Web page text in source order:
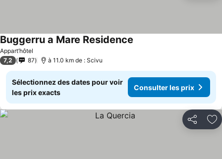
Appart’hôtel
Buggerru a Mare Residence
7,2 87 à 11.0 km de : Scivu
Sélectionnez des dates pour voir
les prix exacts
Consulter les prix
Partager